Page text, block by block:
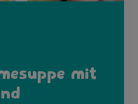
mit